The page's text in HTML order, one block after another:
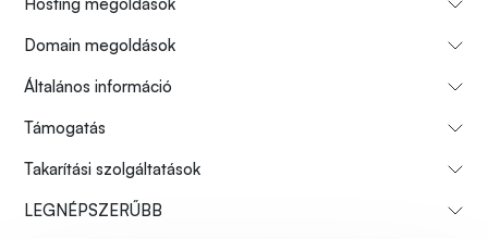
Domain megoldások
Általános információ
Támogatás
Takarítási szolgáltatások
LEGNÉPSZERŰBB